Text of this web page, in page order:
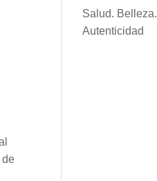
de
Salud. Belleza.
Autenticidad